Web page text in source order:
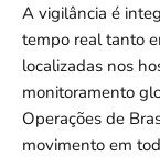
A vigilância é
tempo real tanto
localizadas nos
monitoramento
Operações de
movimento em